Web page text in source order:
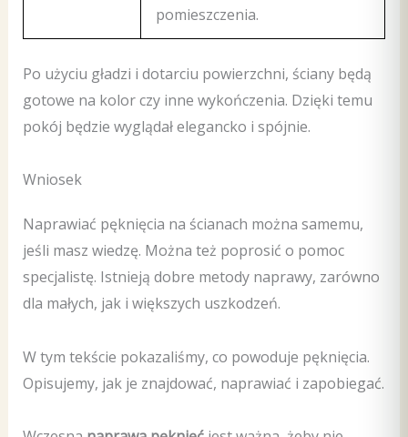
pomieszczenia.
Po użyciu gładzi i dotarciu powierzchni, ściany będą
gotowe na kolor czy inne wykończenia. Dzięki temu
pokój będzie wyglądał elegancko i spójnie.
Wniosek
Naprawiać pęknięcia na ścianach można samemu,
jeśli masz wiedzę. Można też poprosić o pomoc
specjalistę. Istnieją dobre metody naprawy, zarówno
dla małych, jak i większych uszkodzeń.
W tym tekście pokazaliśmy, co powoduje pęknięcia.
Opisujemy, jak je znajdować, naprawiać i zapobiegać.